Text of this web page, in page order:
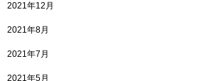
2021年12月
2021年8月
2021年7月
2021年5月